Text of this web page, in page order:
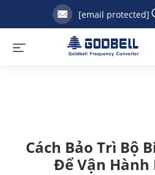
[email protected]
Cách Bảo Trì Bộ
Để Vận Hành